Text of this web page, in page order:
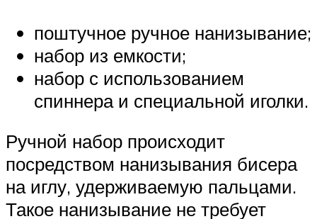
поштучное ручное нанизывание;
набор из емкости;
набор с использованием
спиннера и специальной иголки.
Ручной набор происходит
посредством нанизывания бисера
на иглу, удерживаемую пальцами.
Такое нанизывание не требует